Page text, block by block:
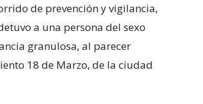
de prevención y vigilancia,
a una persona del sexo
granulosa, al parecer
18 de Marzo, de la ciudad